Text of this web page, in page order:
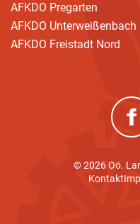
AFKDO Pregarten
AFKDO Unterweißenbach
AFKDO Freistadt Nord
© 2026 Oö.
Kontakt